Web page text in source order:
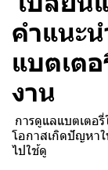
คำแนะ
แบตเต
งาน
การดูแลแบตเตอ
โอกาสเกิดปัญหาใ
ไปใช้ดู